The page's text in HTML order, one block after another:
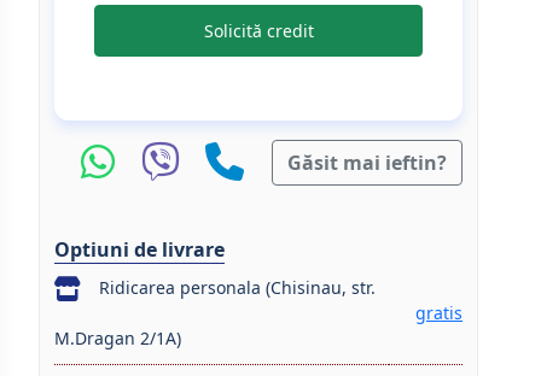
Solicită credit
Găsit mai ieftin?
Optiuni de livrare
Ridicarea personala (Chisinau, str.
M.Dragan 2/1A)
gratis